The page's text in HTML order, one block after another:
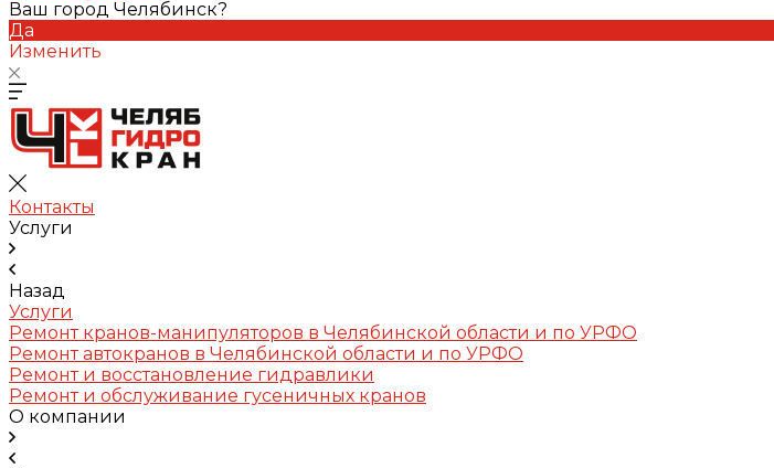
Ваш город Челябинск?
Да
Изменить
Контакты
Услуги
Назад
Услуги
Ремонт кранов-манипуляторов в Челябинской области и по УРФО
Ремонт автокранов в Челябинской области и по УРФО
Ремонт и восстановление гидравлики
Ремонт и обслуживание гусеничных кранов
О компании